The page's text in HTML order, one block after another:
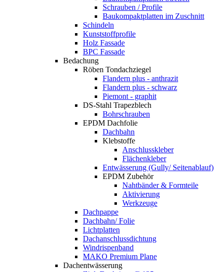
Schrauben / Profile
Baukompaktplatten im Zuschnitt
Schindeln
Kunststoffprofile
Holz Fassade
BPC Fassade
Bedachung
Röben Tondachziegel
Flandern plus - anthrazit
Flandern plus - schwarz
Piemont - graphit
DS-Stahl Trapezblech
Bohrschrauben
EPDM Dachfolie
Dachbahn
Klebstoffe
Anschlusskleber
Flächenkleber
Entwässerung (Gully/ Seitenablauf)
EPDM Zubehör
Nahtbänder & Formteile
Aktivierung
Werkzeuge
Dachpappe
Dachbahn/ Folie
Lichtplatten
Dachanschlussdichtung
Windrispenband
MAKO Premium Plane
Dachentwässerung